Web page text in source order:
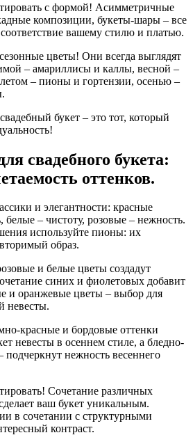
с формой! Асимметричные
композиции, букеты-шары – все
вашему стилю и платью.
цветы! Они всегда выглядят
– амариллисы и каллы, весной –
– пионы и гортензии, осенью –
букет – это тот, который
свадебного букета:
оттенков.
и элегантности: красные
белые – чистоту, розовые – нежность.
используйте пионы: их
образ.
и белые цветы создадут
синих и фиолетовых добавит
и оранжевые цветы – выбор для
невесты.
красные и бордовые оттенки
невесты в осеннем стиле, а бледно-
нежность весеннего
Сочетание различных
ваш букет уникальным.
в сочетании с структурными
контраст.